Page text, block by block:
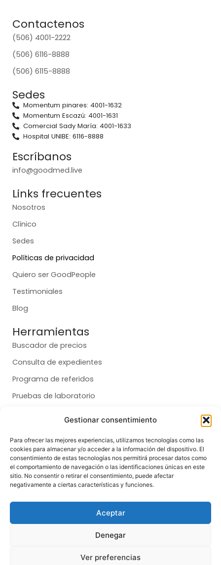
Gestionar consentimiento
Para ofrecer las mejores experiencias, utilizamos tecnologías como las
cookies para almacenar y/o acceder a la información del dispositivo. El
consentimiento de estas tecnologías nos permitirá procesar datos como
el comportamiento de navegación o las identificaciones únicas en este
sitio. No consentir o retirar el consentimiento, puede afectar
negativamente a ciertas características y funciones.
Aceptar
Denegar
Ver preferencias
Contactenos
(506) 4001-2222
(506) 6116-8888
(506) 6115-8888
Sedes
Momentum pinares: 4001-1632
Momentum Escazú: 4001-1631
Comercial Sady María: 4001-1633
Hospital UNIBE: 6116-8888
Escríbanos
info@goodmed.live
Links frecuentes
Nosotros
Clínico
Sedes
Políticas de privacidad
Quiero ser GoodPeople
Testimoniales
Blog
Herramientas
Buscador de precios
Consulta de expedientes
Programa de referidos
Pruebas de laboratorio
Membresías
Dental
Salud
Síganos
c
k
s